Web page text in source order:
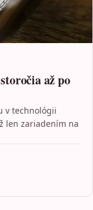
až po
v technológii
len zariadením na